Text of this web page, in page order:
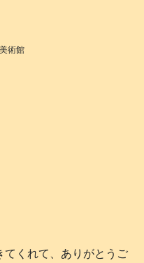
術館
てくれて、ありがとうご